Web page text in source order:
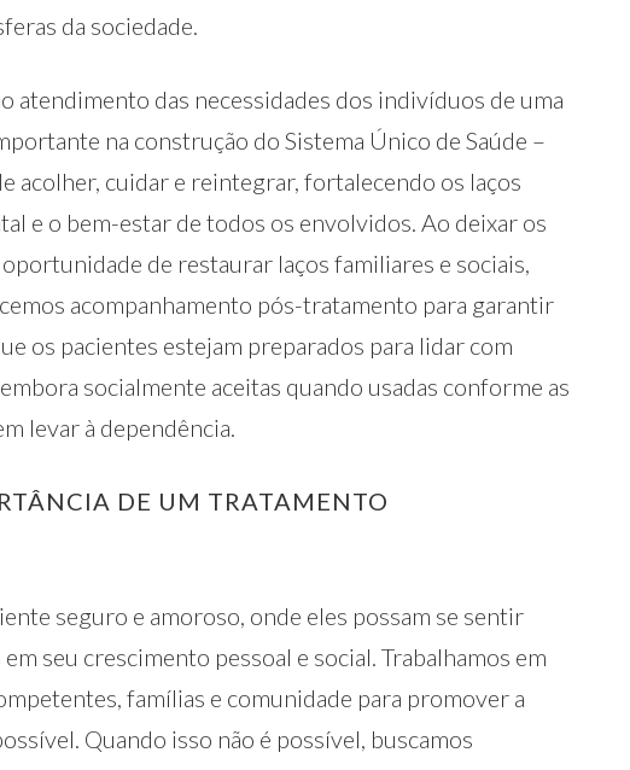
da sociedade.
atendimento das necessidades dos indivíduos de uma
na construção do Sistema Único de Saúde –
acolher, cuidar e reintegrar, fortalecendo os laços
e o bem-estar de todos os envolvidos. Ao deixar os
de restaurar laços familiares e sociais,
acompanhamento pós-tratamento para garantir
os pacientes estejam preparados para lidar com
socialmente aceitas quando usadas conforme as
levar à dependência.
DE UM TRATAMENTO
seguro e amoroso, onde eles possam se sentir
seu crescimento pessoal e social. Trabalhamos em
famílias e comunidade para promover a
Quando isso não é possível, buscamos